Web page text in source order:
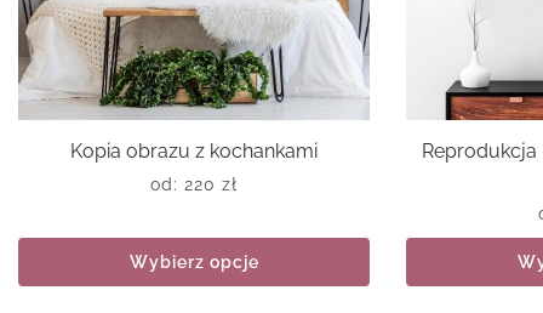
Kopia obrazu z kochankami
od: 220 zł
Wybierz opcje